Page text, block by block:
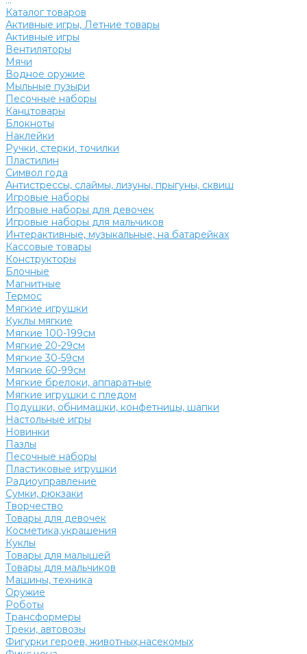
Каталог товаров
Активные игры, Летние товары
Активные игры
Вентиляторы
Мячи
Водное оружие
Мыльные пузыри
Песочные наборы
Канцтовары
Блокноты
Наклейки
Ручки, стерки, точилки
Пластилин
Символ года
Антистрессы, слаймы, лизуны, прыгуны, сквиш
Игровые наборы
Игровые наборы для девочек
Игровые наборы для мальчиков
Интерактивные, музыкальные, на батарейках
Кассовые товары
Конструкторы
Блочные
Магнитные
Термос
Мягкие игрушки
Куклы мягкие
Мягкие 100-199см
Мягкие 20-29см
Мягкие 30-59см
Мягкие 60-99см
Мягкие брелоки, аппаратные
Мягкие игрушки с пледом
Подушки, обнимашки, конфетницы, шапки
Настольные игры
Новинки
Пазлы
Песочные наборы
Пластиковые игрушки
Радиоуправление
Сумки, рюкзаки
Творчество
Товары для девочек
Косметика,украшения
Куклы
Товары для малышей
Товары для мальчиков
Машины, техника
Оружие
Роботы
Трансформеры
Треки, автовозы
Фигурки героев, животных,насекомых